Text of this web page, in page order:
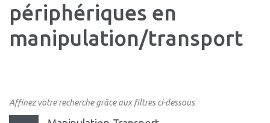
périphériques en
manipulation/transport
Affinez votre recherche grâce aux filtres ci-dessous